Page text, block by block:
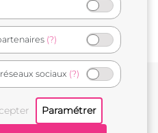
français
(?)
sociaux (?)